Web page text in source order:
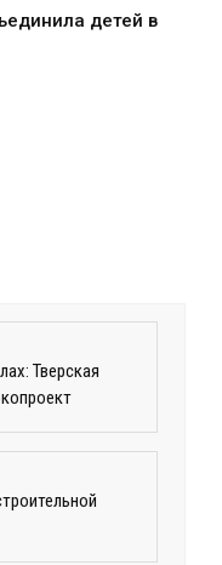
детей в
Тверская